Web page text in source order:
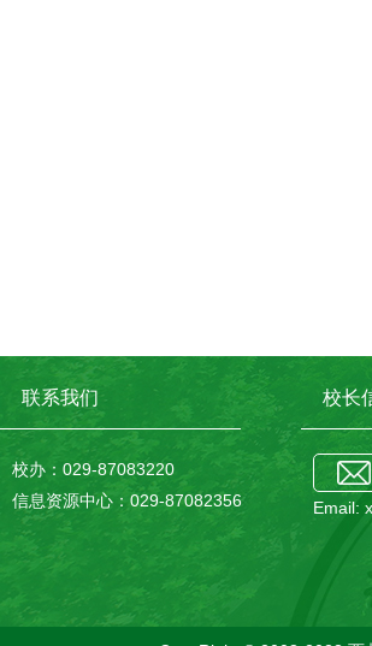
联系我们
校办：029-87083220
信息资源中心：029-87082356
校长
Email: